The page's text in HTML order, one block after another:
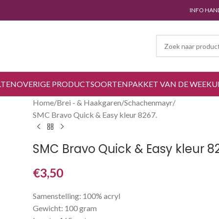
INFO
OVERIGE PRODUCTSOORTENPAKKET VAN DE WEEK
Home Brei - & Haakgaren Schachenmayr
SMC Bravo Quick & Easy kleur 8267.
SMC Bravo Quick & Easy kleur
€3,50
Samenstelling: 100% acryl
Gewicht: 100 gram